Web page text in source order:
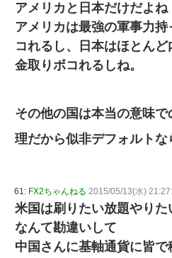
アメリカと日本だけだよね
アメリカは最強の軍事力
コれるし、日本はほとん
金取りボコれるしね。
その他の国は本当の意味
理だから似非デフォルトな
61: FX2ちゃんねる 2015/05/13(水)
米国は刷りたい放題やりた
なんて勘違いして
中国さんに基軸通貨に皆で